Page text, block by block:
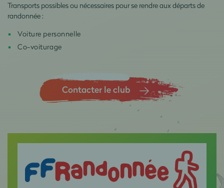
Transports possibles ou nécessaires pour se rendre aux départs de
randonnée :
Voiture personnelle
Co-voiturage
Contacter le club